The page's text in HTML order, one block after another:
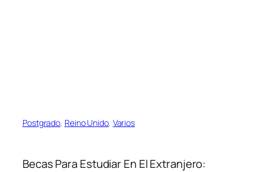
Postgrado, Reino Unido, Varios
Becas Para Estudiar En El Extranjero: